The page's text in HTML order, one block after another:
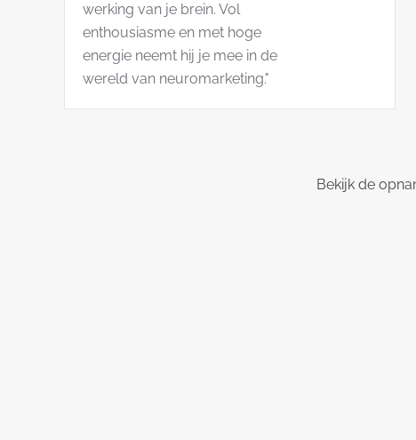
werking van je brein. Vol
enthousiasme en met hoge
energie neemt hij je mee in de
wereld van neuromarketing."
Bekijk de